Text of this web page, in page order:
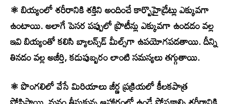
⚛ బియ్యంలో శరీరానికి శక్తిని అందించే కార్బొహైడ్రేట్లు ఎక్కువగా
ఉంటాయి. అలాగే పెసర పప్పులో ప్రొటీన్లు ఎక్కువగా ఉండడం వల్ల
ఇవి బియ్యంతో కలిసి బ్యాలన్స్‌డ్ మీల్స్‌గా ఉపయోగపడతాయి. దీన్ని
తినడం వల్ల అజీర్తి, కడుపుబ్బరం లాంటి సమస్యలు తగ్గుతాయి.
⚛ పొంగలిలో వేసే మిరియాలు జీర్ణ ప్రక్రియలో కీలకపాత్ర